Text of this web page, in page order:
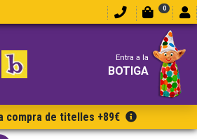
0
Entra a la
BOTIGA
compra de titelles +89€